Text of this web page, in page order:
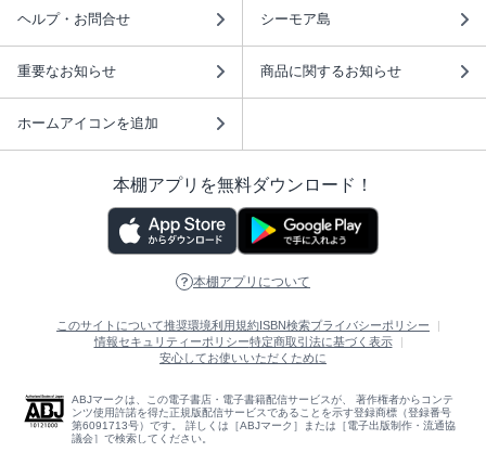
ヘルプ・お問合せ シーモア島
重要なお知らせ 商品に関するお知らせ
ホームアイコンを追加
本棚アプリを無料ダウンロード！
本棚アプリについて
このサイトについて推奨環境利用規約ISBN検索プライバシーポリシー
情報セキュリティーポリシー特定商取引法に基づく表示
安心してお使いいただくために
ABJマークは、この電子書店・電子書籍配信サービスが、 著作権者からコンテ
ンツ使用許諾を得た正規版配信サービスであることを示す登録商標（登録番号
第6091713号）です。 詳しくは［ABJマーク］または［電子出版制作・流通協
議会］で検索してください。